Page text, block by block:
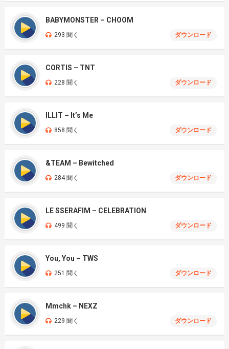
BABYMONSTER – CHOOM
293 聞く ダウンロード
CORTIS – TNT
228 聞く ダウンロード
ILLIT – It’s Me
858 聞く ダウンロード
&TEAM – Bewitched
284 聞く ダウンロード
LE SSERAFIM – CELEBRATION
499 聞く ダウンロード
You, You – TWS
251 聞く ダウンロード
Mmchk – NEXZ
229 聞く ダウンロード